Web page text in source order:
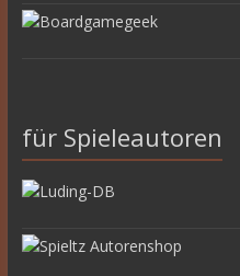
für Spieleautoren